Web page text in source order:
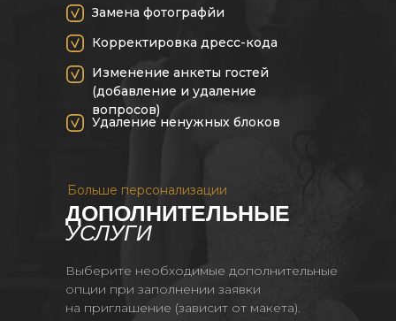
ДОПОЛНИТЕЛЬНЫЕ
УСЛУГИ
Больше персонализации
Выберите необходимые дополнительные
опции при заполнении заявки
на приглашение (зависит от макета).
Замена фотографйи
Корректировка дресс-кода
Изменение анкеты гостей
(добавление и удаление
вопросов)
Удаление ненужных блоков